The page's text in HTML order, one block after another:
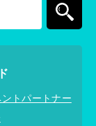
ントパートナー